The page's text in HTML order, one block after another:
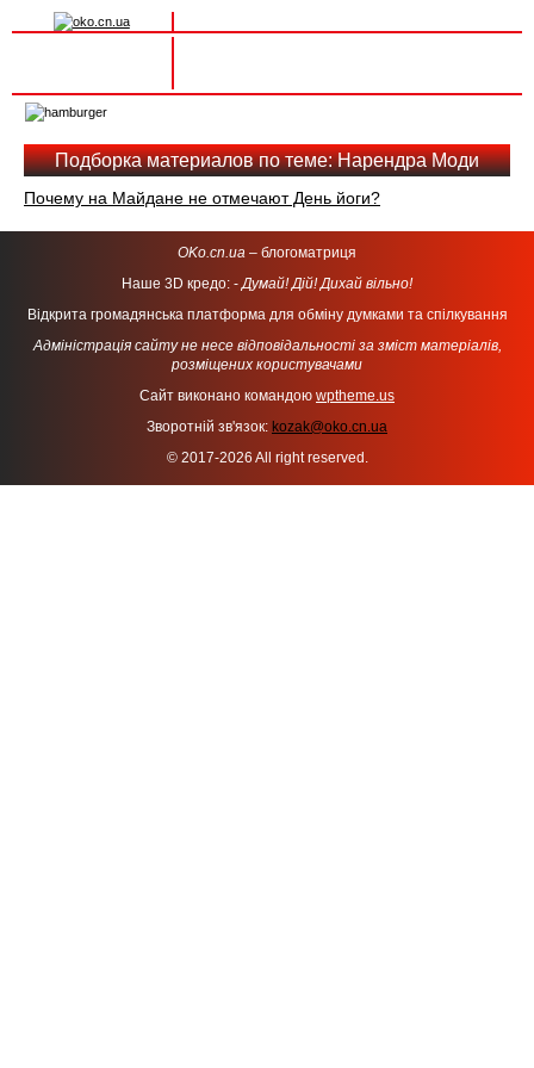
navigation
Подборка материалов по теме: Нарендра Моди
Почему на Майдане не отмечают День йоги?
OKo.cn.ua – блогоматриця
Наше 3D кредо: -Думай! Дій! Дихай вільно!
Відкрита громадянська платформа для обміну думками та спілкування
Адміністрація сайту не несе відповідальності за зміст матеріалів,
розміщених користувачами
Сайт виконано командою wptheme.us
Зворотній зв'язок: kozak@oko.cn.ua
© 2017-2026 All right reserved.